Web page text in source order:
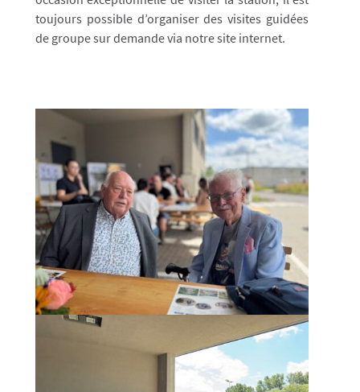
toujours possible d’organiser des visites guidées
de groupe sur demande via notre site internet.